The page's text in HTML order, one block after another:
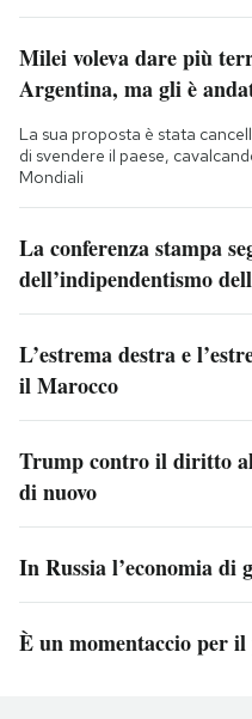
Milei voleva dare più
Argentina, ma gli è
La sua proposta è stata
di svendere il paese,
Mondiali
La conferenza stampa
dell’indipendentismo
L’estrema destra e
il Marocco
Trump contro il diritto
di nuovo
In Russia l’economia di
È un momentaccio per